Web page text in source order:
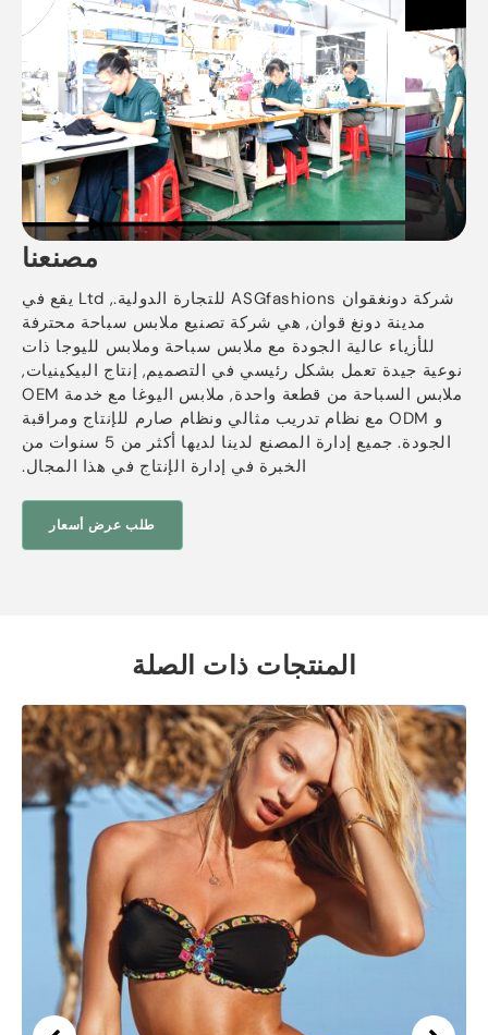
مصنعنا
شركة دونغقوان ASGfashions للتجارة الدولية., Ltd يقع في
مدينة دونغ قوان, هي شركة تصنيع ملابس سباحة محترفة
للأزياء عالية الجودة مع ملابس سباحة وملابس لليوجا ذات
نوعية جيدة تعمل بشكل رئيسي في التصميم, إنتاج البيكينيات,
ملابس السباحة من قطعة واحدة, ملابس اليوغا مع خدمة OEM
و ODM مع نظام تدريب مثالي ونظام صارم للإنتاج ومراقبة
الجودة. جميع إدارة المصنع لدينا لديها أكثر من 5 سنوات من
الخبرة في إدارة الإنتاج في هذا المجال.
طلب عرض أسعار
المنتجات ذات الصلة